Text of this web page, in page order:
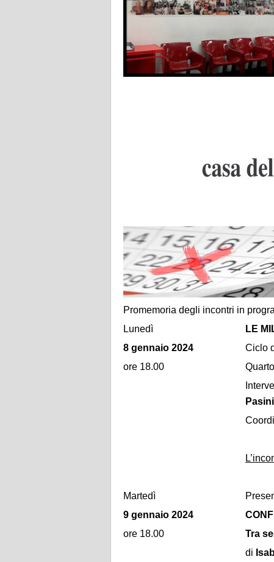
Promemoria degli incontri in
Lunedì
8 gennaio 2024
ore 18.00
LE
Ciclo
Pasini
Martedì
9 gennaio 2024
ore 18.00
Tra
di